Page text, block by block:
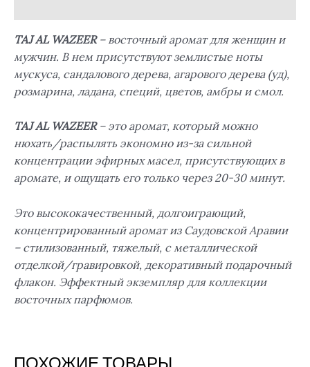
TAJ AL WAZEER– восточный аромат для женщин и
мужчин. В нем присутствуют землистые ноты
мускуса, сандалового дерева, агарового дерева (уд),
розмарина, ладана, специй, цветов, амбры и смол.
TAJ AL WAZEER– это аромат, который можно
нюхать/распылять экономно из-за сильной
концентрации эфирных масел, присутствующих в
аромате, и ощущать его только через 20-30 минут.
Это высококачественный, долгоиграющий,
концентрированный аромат из Саудовской Аравии
– стилизованный, тяжелый, с металлической
отделкой/гравировкой, декоративный подарочный
флакон. Эффектный экземпляр для коллекции
восточных парфюмов.
ПОХОЖИЕ ТОВАРЫ